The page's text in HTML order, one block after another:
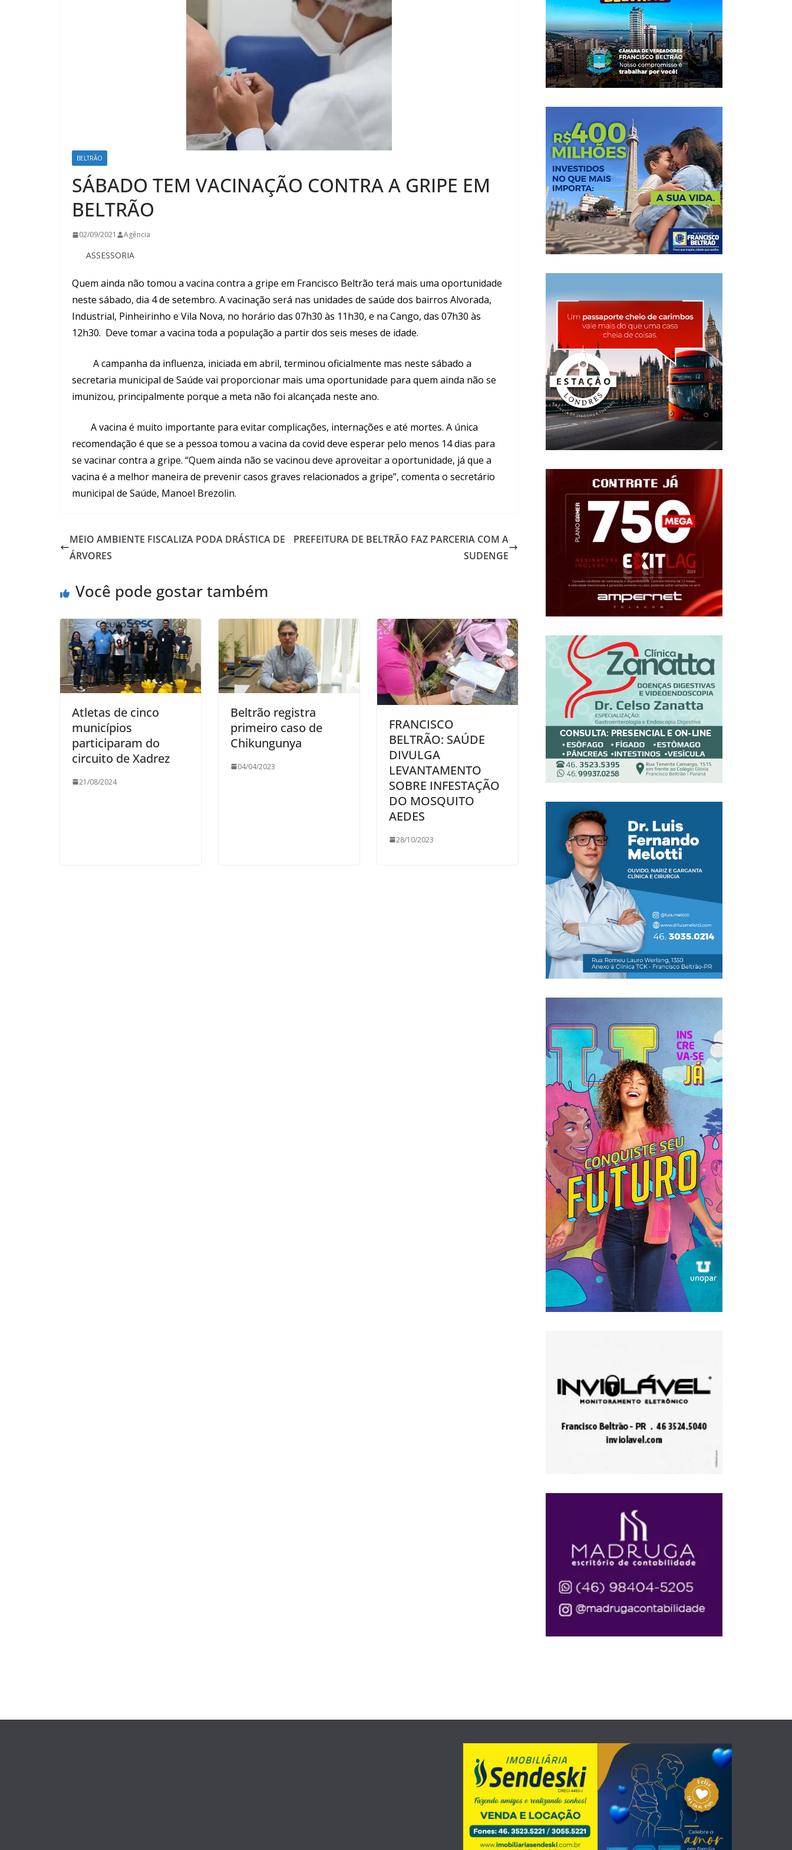
BELTRÃO
SÁBADO TEM VACINAÇÃO CONTRA A GRIPE EM
BELTRÃO
02/09/2021 Agência
ASSESSORIA
Quem ainda não tomou a vacina contra a gripe em Francisco Beltrão terá mais uma oportunidade
neste sábado, dia 4 de setembro. A vacinação será nas unidades de saúde dos bairros Alvorada,
Industrial, Pinheirinho e Vila Nova, no horário das 07h30 às 11h30, e na Cango, das 07h30 às
12h30. Deve tomar a vacina toda a população a partir dos seis meses de idade.
A campanha da influenza, iniciada em abril, terminou oficialmente mas neste sábado a
secretaria municipal de Saúde vai proporcionar mais uma oportunidade para quem ainda não se
imunizou, principalmente porque a meta não foi alcançada neste ano.
A vacina é muito importante para evitar complicações, internações e até mortes. A única
recomendação é que se a pessoa tomou a vacina da covid deve esperar pelo menos 14 dias para
se vacinar contra a gripe. “Quem ainda não se vacinou deve aproveitar a oportunidade, já que a
vacina é a melhor maneira de prevenir casos graves relacionados a gripe”, comenta o secretário
municipal de Saúde, Manoel Brezolin.
MEIO AMBIENTE FISCALIZA PODA DRÁSTICA DE
ÁRVORES
PREFEITURA DE BELTRÃO FAZ PARCERIA COM A
SUDENGE
Você pode gostar também
Atletas de cinco
municípios
participaram do
circuito de Xadrez
21/08/2024
Beltrão registra
primeiro caso de
Chikungunya
04/04/2023
FRANCISCO
BELTRÃO: SAÚDE
DIVULGA
LEVANTAMENTO
SOBRE INFESTAÇÃO
DO MOSQUITO
AEDES
28/10/2023